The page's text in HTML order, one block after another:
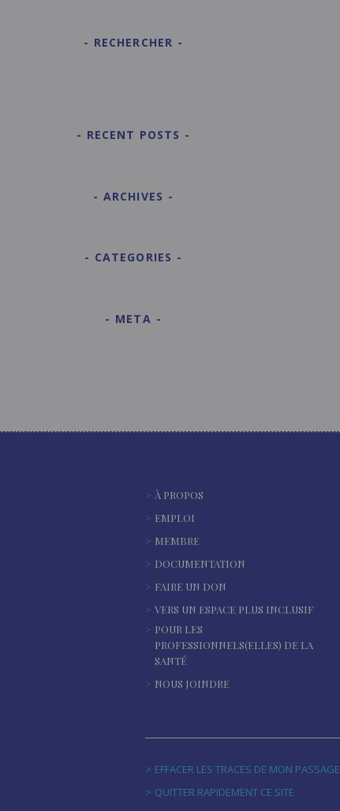
RECHERCHER
RECENT POSTS
ARCHIVES
CATEGORIES
META
À PROPOS
EMPLOI
MEMBRE
DOCUMENTATION
FAIRE UN DON
VERS UN ESPACE PLUS INCLUSIF
POUR LES
PROFESSIONNELS(ELLES) DE LA
SANTÉ
NOUS JOINDRE
EFFACER LES TRACES DE MON PASSAGE
QUITTER RAPIDEMENT CE SITE